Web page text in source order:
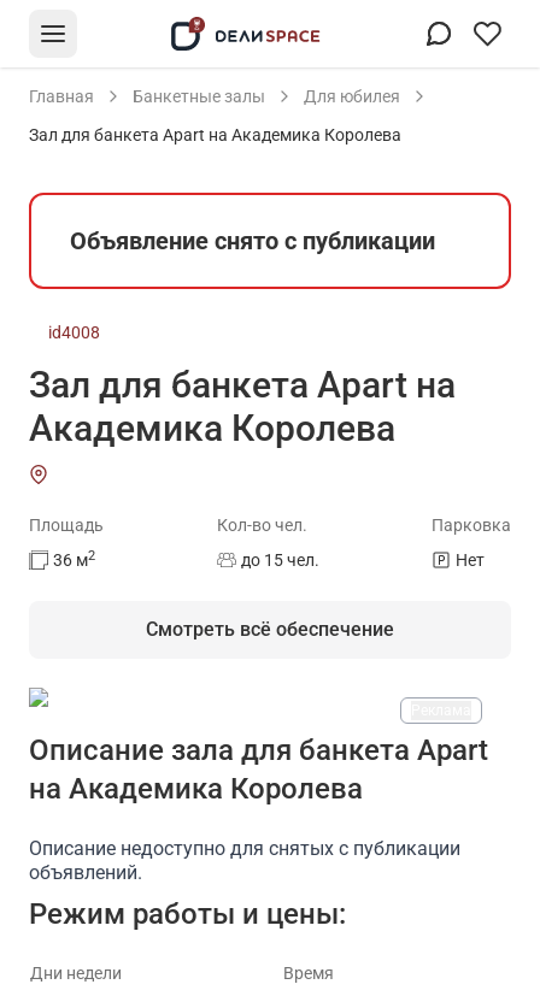
Главная Банкетные залы
Для юбилея
Зал для банкета Apart на Академика Королева
Объявление снято с публикации
id4008
Зал для банкета Apart на
Академика Королева
Площадь
36 м2
Кол-во чел.
до 15 чел.
Парковка
Нет
Смотреть всё обеспечение
На площадке есть
Проектор Доступ в интернет/Wi-Fi
Описание зала для банкета Apart
на Академика Королева
Описание недоступно для снятых с публикации
объявлений.
Режим работы и цены:
Дни недели Время